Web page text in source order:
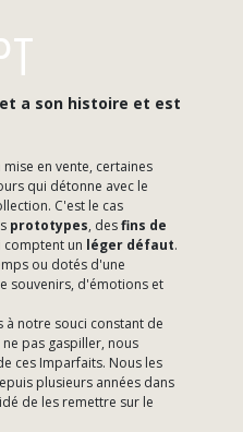
a son histoire et est
en vente, certaines
qui détonne avec le
C'est le cas
prototypes, desfins de
comptent un léger défaut.
ou dotés d'une
souvenirs, d'émotions et
à notre souci constant de
pas gaspiller, nous
ces Imparfaits. Nous les
plusieurs années dans
de les remettre sur le